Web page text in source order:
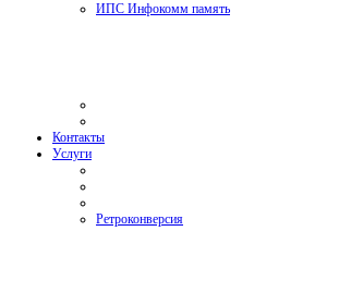
ИПС Инфокомм память
Контакты
Услуги
Ретроконверсия